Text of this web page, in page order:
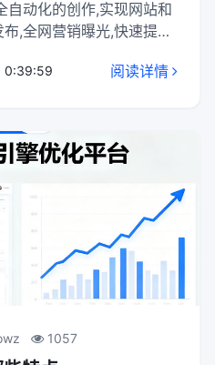
自动化的创作,实现网站和
,全网营销曝光,快速提升
排名，包括站内优化、站
0:39:59 阅读详情
1057